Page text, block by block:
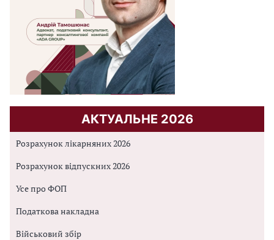
АКТУАЛЬНЕ 2026
Розрахунок лікарняних 2026
Розрахунок відпускних 2026
Усе про ФОП
Податкова накладна
Військовий збір